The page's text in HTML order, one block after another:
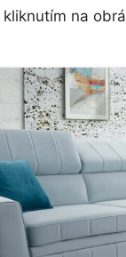
kliknutím na